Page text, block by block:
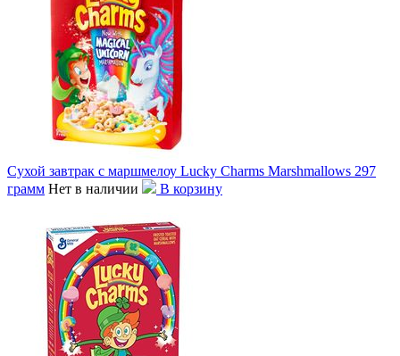
Сухой завтрак с маршмелоу Lucky Charms Marshmallows 297
грамм Нет в наличии В корзину